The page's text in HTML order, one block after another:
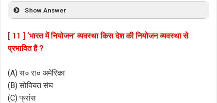
Show Answer
[ 11 ] ‘भारत में नियोजन’ व्यवस्था किस देश की नियोजन व्यवस्था से
प्रभावित है ?
(A) स० रा० अमेरिका
(B) सोवियत संघ
(C) फ्रांस